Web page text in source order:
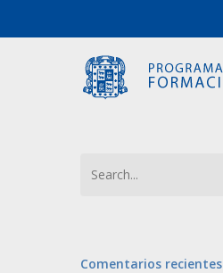
to
Comentarios recientes